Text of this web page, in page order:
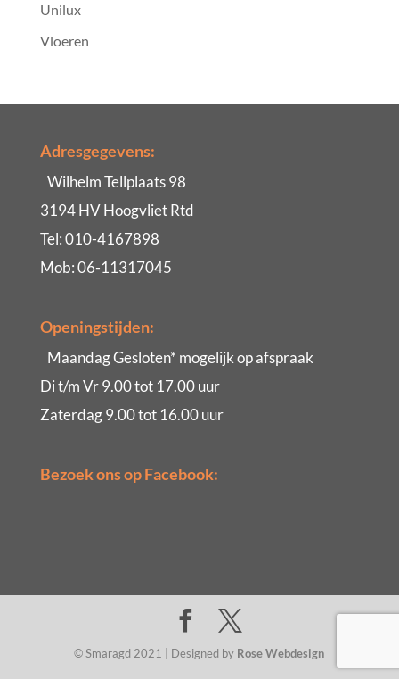
Unilux
Vloeren
Adresgegevens:
Wilhelm Tellplaats 98
3194 HV Hoogvliet Rtd
Tel: 010-4167898
Mob: 06-11317045
Openingstijden:
Maandag Gesloten* mogelijk op afspraak
Di t/m Vr 9.00 tot 17.00 uur
Zaterdag 9.00 tot 16.00 uur
Bezoek ons op Facebook:
© Smaragd 2021 | Designed by Rose Webdesign